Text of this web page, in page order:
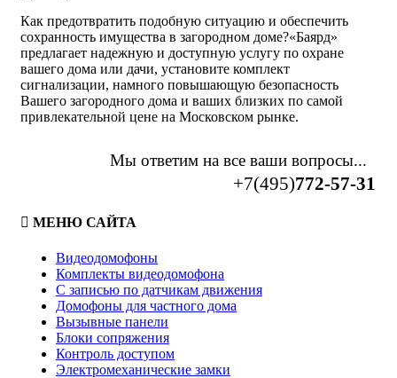
Как предотвратить подобную ситуацию и обеспечить
сохранность имущества в загородном доме?«Баярд»
предлагает надежную и доступную услугу по охране
вашего дома или дачи, установите комплект
сигнализации, намного повышающую безопасность
Вашего загородного дома и ваших близких по самой
привлекательной цене на Московском рынке.
Мы ответим на все ваши вопросы...
+7(495)772-57-31
МЕНЮ САЙТА
Видеодомофоны
Комплекты видеодомофона
С записью по датчикам движения
Домофоны для частного дома
Вызывные панели
Блоки сопряжения
Контроль доступом
Электромеханические замки